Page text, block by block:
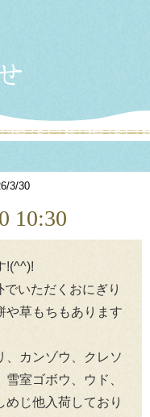
3/30
10:30
!(^^)!
いただくおにぎり
や草もちもあります
、カンゾウ、クレソ
室ゴボウ、ウド、
じ他入荷しており